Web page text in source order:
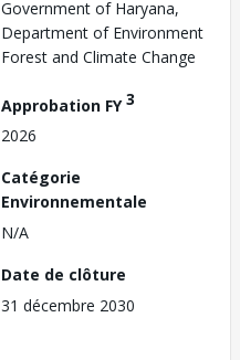
Government of Haryana,
Department of Environment
Forest and Climate Change
Approbation FY3
2026
Catégorie
Environnementale
N/A
Date de clôture
31 décembre 2030